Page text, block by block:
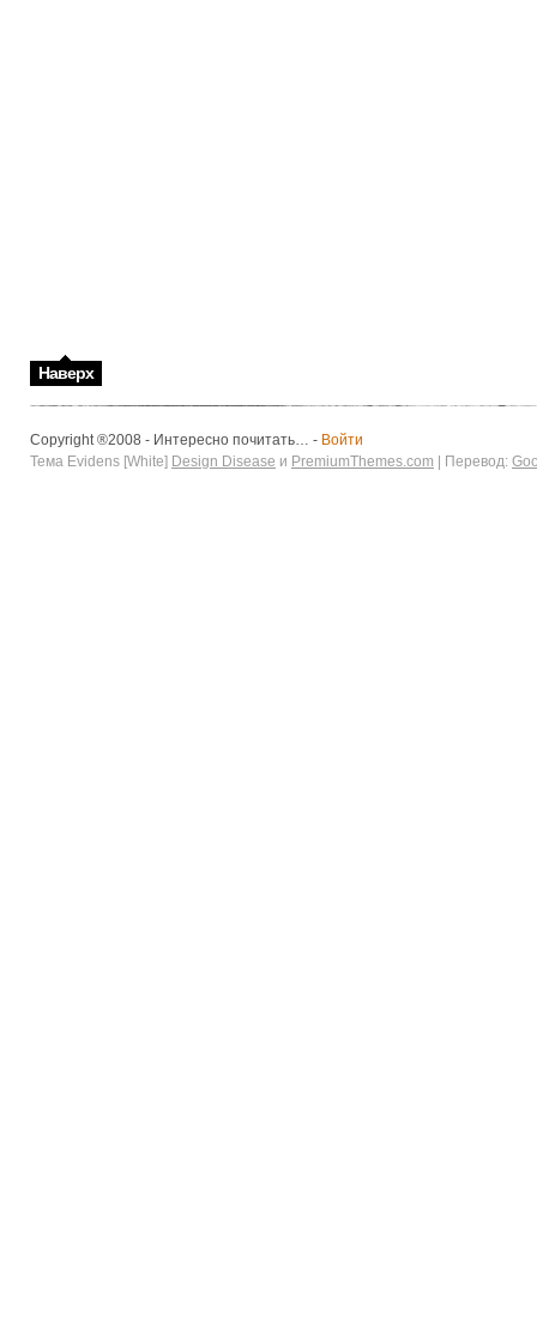
Наверх
Copyright ®2008 - Интересно почитать… - Войти
Тема Evidens [White] Design Disease и PremiumThemes.com | Перевод: